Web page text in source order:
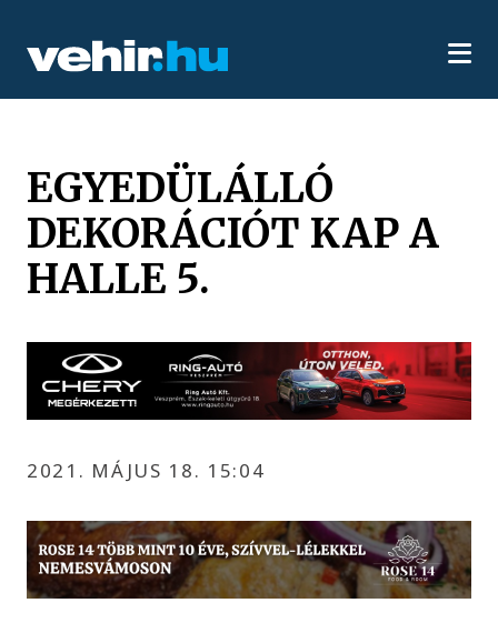
EGYEDÜLÁLLÓ
DEKORÁCIÓT KAP A
HALLE 5.
2021. MÁJUS 18. 15:04